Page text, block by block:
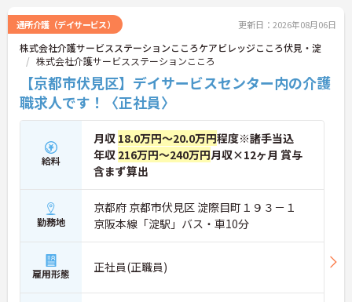
さい！
通所介護（デイサービス） 更新日：2026年08月06日
株式会社介護サービスステーションこころケアビレッジこころ伏見・淀
株式会社介護サービスステーションこころ
【京都市伏見区】デイサービスセンター内の介護
職求人です！〈正社員〉
給料
月収 18.0万円～20.0万円程度※諸手当込
年収 216万円～240万円月収×12ヶ月 賞与
含まず算出
勤務地
京都府 京都市伏見区 淀際目町１９３－１
京阪本線「淀駅」バス・車10分
雇用形態 正社員(正職員)